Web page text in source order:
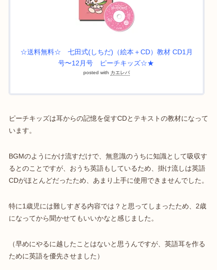
☆送料無料☆ 七田式(しちだ)（絵本＋CD）教材 CD1月
号〜12月号 ピーチキッズ☆★
posted with カエレバ
ピーチキッズは耳からの記憶を促すCDとテキストの教材になって
います。
BGMのようにかけ流すだけで、無意識のうちに知識として吸収す
るとのことですが、おうち英語もしているため、掛け流しは英語
CDがほとんどだったため、あまり上手に使用できませんでした。
特に1歳児には難しすぎる内容では？と思ってしまったため、2歳
になってから聞かせてもいいかなと感じました。
（早めにやるに越したことはないと思うんですが、英語耳を作る
ために英語を優先させました）